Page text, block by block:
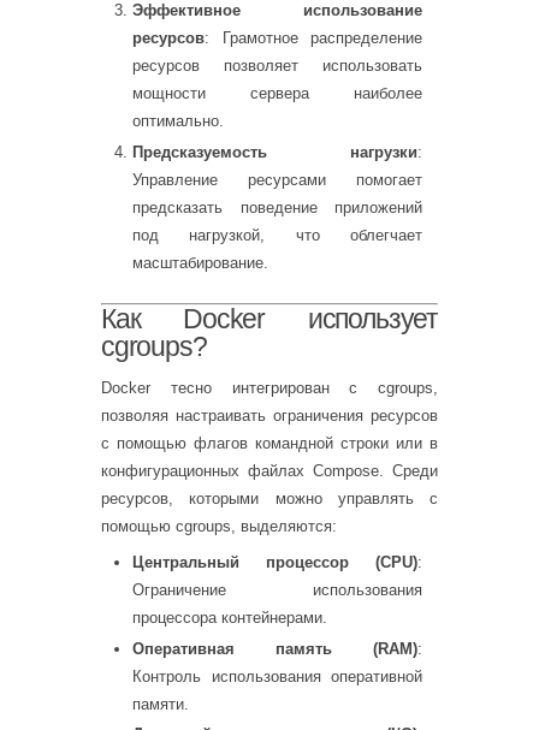
Эффективное использование
ресурсов: Грамотное распределение
ресурсов позволяет использовать
мощности сервера наиболее
оптимально.
Предсказуемость нагрузки:
Управление ресурсами помогает
предсказать поведение приложений
под нагрузкой, что облегчает
масштабирование.
Как Docker использует
cgroups?
Docker тесно интегрирован с cgroups,
позволяя настраивать ограничения ресурсов
с помощью флагов командной строки или в
конфигурационных файлах Compose. Среди
ресурсов, которыми можно управлять с
помощью cgroups, выделяются:
Центральный процессор (CPU):
Ограничение использования
процессора контейнерами.
Оперативная память (RAM):
Контроль использования оперативной
памяти.